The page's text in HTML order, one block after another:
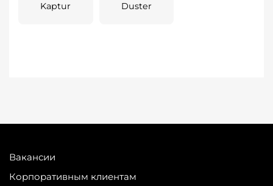
Kaptur Duster
Вакансии
Корпоративным клиентам